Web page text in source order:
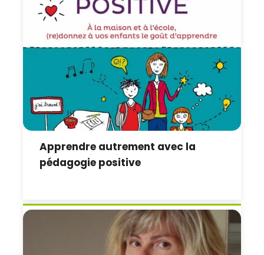
Apprendre autrement avec la
pédagogie positive